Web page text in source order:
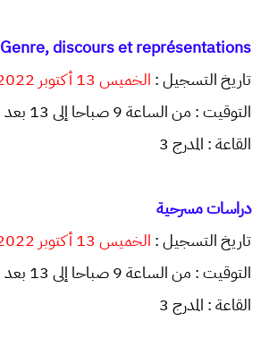
Genre, discours et représentations
تاريخ التسجيل : الخميس 13 أكتوبر 2022
التوقيت : من الساعة 9 صباحا إلى 13 بعد الزوال
القاعة : المدرج 3
دراسات مسرحية
تاريخ التسجيل : الخميس 13 أكتوبر 2022
التوقيت : من الساعة 9 صباحا إلى 13 بعد الزوال
القاعة : المدرج 3